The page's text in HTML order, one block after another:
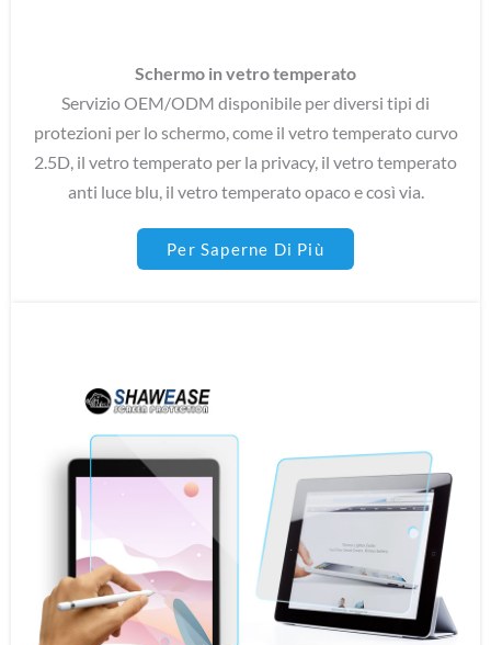
Schermo in vetro temperato
Servizio OEM/ODM disponibile per diversi tipi di
protezioni per lo schermo, come il vetro temperato curvo
2.5D, il vetro temperato per la privacy, il vetro temperato
anti luce blu, il vetro temperato opaco e così via.
Per Saperne Di Più
Protettore di schermo per tablet
Protettore di schermo per macchine
fotografiche
Protettore di schermo per orologi
Protettore di Schermo per console di
gioco
Proteggi schermo con vassoio di facile
installazione